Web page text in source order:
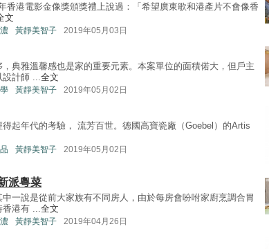
香港電影金像獎頒獎禮上說過：「希望廣東歌和港產片不會像香
文
黃靜美智子 2019年05月03日
典雅溫馨感也是家的重要元素。本案單位的面積偌大，但戶主
設計師 ...全文
黃靜美智子 2019年05月02日
起年代的考驗， 流芳百世。德國高寶瓷廠（Goebel）的Artis
黃靜美智子 2019年05月02日
派粵菜
一說是從前大家族有不同房人，由於每房會吩咐家廚烹調合胃
香港有 ...全文
黃靜美智子 2019年04月26日